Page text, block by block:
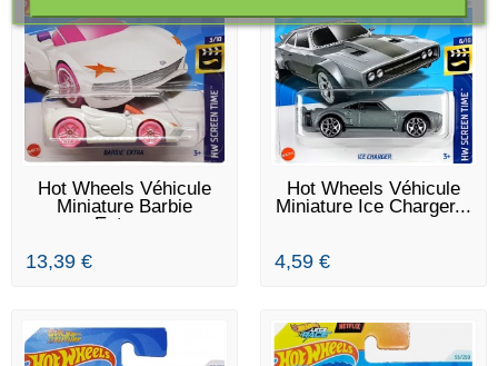
EN STOCK
Hot Wheels Véhicule
Miniature Barbie
Extra...
13,39 €
EN STOCK
Hot Wheels Véhicule
Miniature Ice Charger...
4,59 €